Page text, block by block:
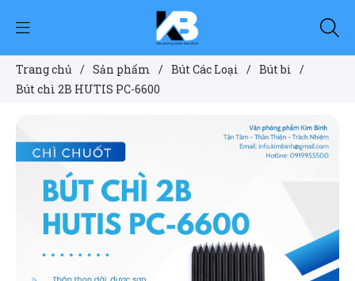
Trang chủ / Sản phẩm / Bút Các Loại / Bút bi /
Bút chì 2B HUTIS PC-6600